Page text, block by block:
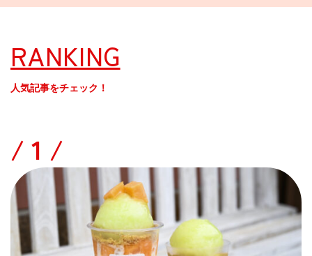
RANKING
人気記事をチェック！
/